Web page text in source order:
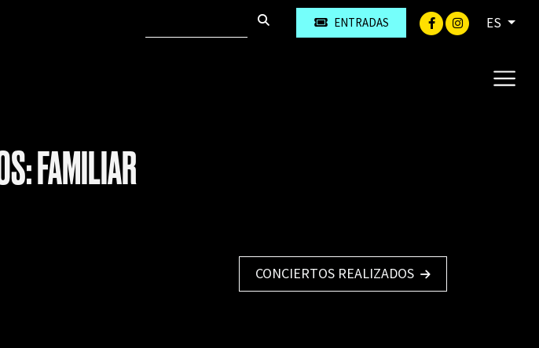
ENTRADAS ES
FAMILIAR
CONCIERTOS REALIZADOS